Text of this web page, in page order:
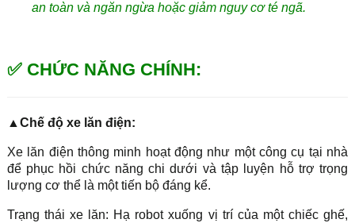
an toàn và ngăn ngừa hoặc giảm nguy cơ té ngã.
✅ CHỨC NĂNG CHÍNH:
▲Chế độ xe lăn điện:
Xe lăn điện thông minh hoạt động như một công cụ tại nhà
để phục hồi chức năng chi dưới và tập luyện hỗ trợ trọng
lượng cơ thể là một tiến bộ đáng kể.
Trạng thái xe lăn: Hạ robot xuống vị trí của một chiếc ghế,